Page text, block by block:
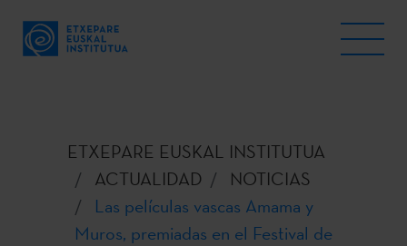
ETXEPARE EUSKAL INSTITUTUA
ACTUALIDAD
NOTICIAS
Las películas vascas Amama y
Muros, premiadas en el Festival de